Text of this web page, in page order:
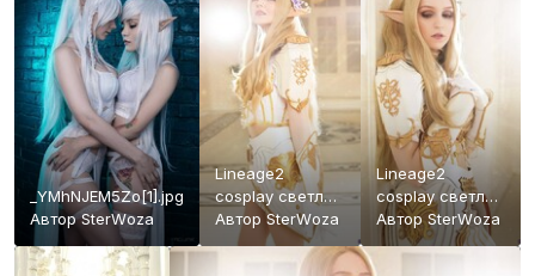
_YMhNJEM5Zo[1].jpg
АвторStеrWоzа
Lineage2
cosplay светлая
эльфийка,
маджестик, АS
АвторStеrWоzа
Lineage2
cosplay светлая
эльфийка,
маджестик, АS
АвторStеrWоzа